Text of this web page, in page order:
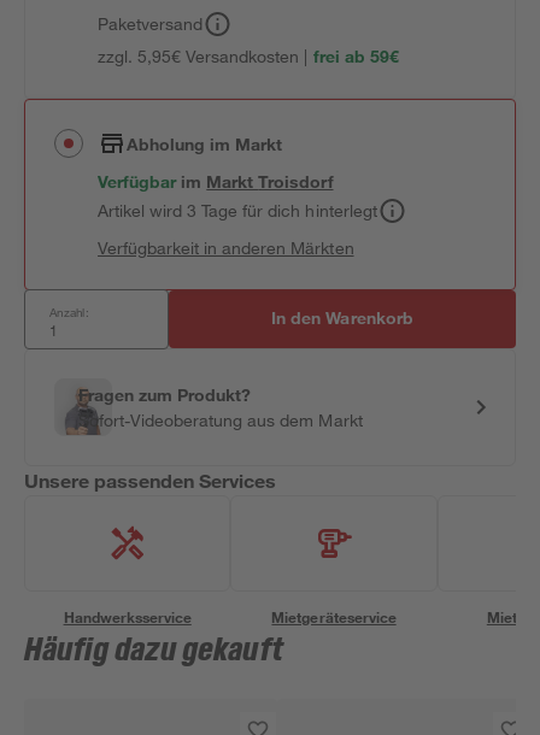
Paketversand
zzgl. 5,95€ Versandkosten | frei ab 59€
Abholung im Markt
Verfügbar im MarktTroisdorf
Artikel wird 3 Tage für dich hinterlegt
Verfügbarkeit in anderen Märkten
Anzahl: In den Warenkorb
Fragen zum Produkt?
Sofort-Videoberatung aus dem Markt
Unsere passenden Services
Handwerksservice Mietgeräteservice
Häufig dazu gekauft